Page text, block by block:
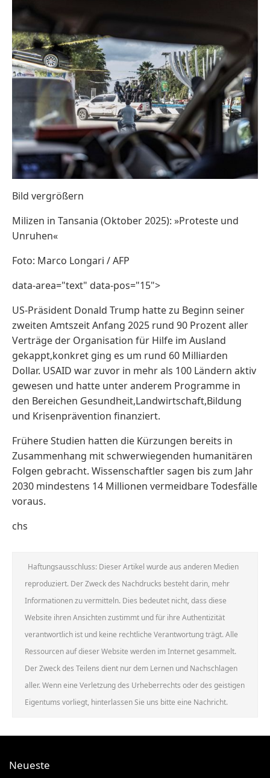
Bild vergrößern
Milizen in Tansania (Oktober 2025): »Proteste und
Unruhen«
Foto: Marco Longari / AFP
data-area="text" data-pos="15">
US-Präsident Donald Trump hatte zu Beginn seiner
zweiten Amtszeit Anfang 2025 rund 90 Prozent aller
Verträge der Organisation für Hilfe im Ausland
gekappt,konkret ging es um rund 60 Milliarden
Dollar. USAID war zuvor in mehr als 100 Ländern aktiv
gewesen und hatte unter anderem Programme in
den Bereichen Gesundheit,Landwirtschaft,Bildung
und Krisenprävention finanziert.
Frühere Studien hatten die Kürzungen bereits in
Zusammenhang mit schwerwiegenden humanitären
Folgen gebracht. Wissenschaftler sagen bis zum Jahr
2030 mindestens 14 Millionen vermeidbare Todesfälle
voraus.
chs
Haftungsausschluss: Dieser Artikel wurde aus anderen Medien
reproduziert. Der Zweck des Nachdrucks besteht darin, mehr
Informationen zu vermitteln. Dies bedeutet nicht, dass diese
Website ihren Ansichten zustimmt und für ihre Authentizität
verantwortlich ist und keine rechtliche Verantwortung trägt. Alle
Ressourcen auf dieser Website werden im Internet gesammelt.
Der Zweck des Teilens dient nur dem Lernen und Nachschlagen
aller. Wenn eine Verletzung des Urheberrechts oder des geistigen
Eigentums vorliegt, hinterlassen Sie uns bitte eine Nachricht.
Neueste